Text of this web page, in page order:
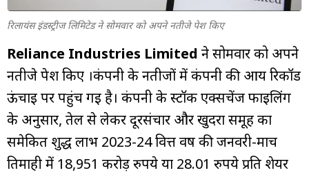
रिलायंस इंडस्ट्रीज लिमिटेड ने सोमवार को अपने नतीजे पेश किए
Reliance Industries Limited ने सोमवार को अपने
नतीजे पेश किए ।कंपनी के नतीजों में कंपनी की आय रिकॉर्ड
ऊंचाई पर पहुंच गई है। कंपनी के स्टॉक एक्सचेंज फाइलिंग
के अनुसार, तेल से लेकर दूरसंचार और खुदरा समूह का
समेकित शुद्ध लाभ 2023-24 वित्त वर्ष की जनवरी-मार्च
तिमाही में 18,951 करोड़ रुपये या 28.01 रुपये प्रति शेयर